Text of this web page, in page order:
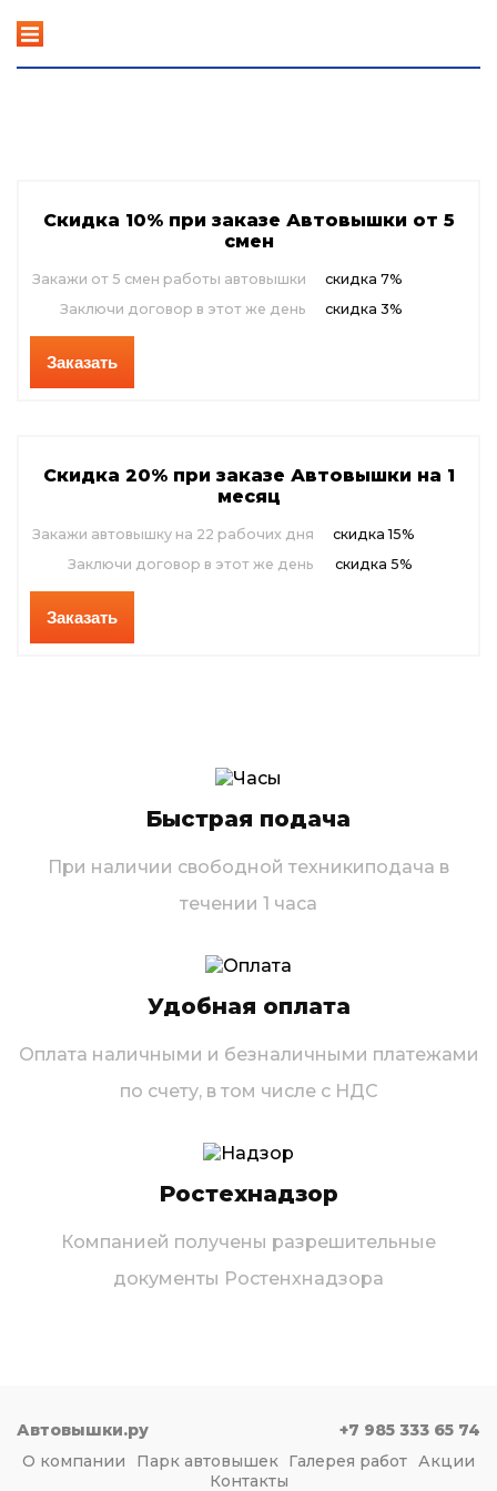
Скидка 10% при заказе Автовышки от 5
смен
Закажи от 5 смен работы автовышки
скидка 7%
Заключи договор в этот же день
скидка 3%
Заказать
Скидка 20% при заказе Автовышки на 1
месяц
Закажи автовышку на 22 рабочих дня
скидка 15%
Заключи договор в этот же день
скидка 5%
Заказать
Быстрая подача
При наличии свободной техникиподача в
течении 1 часа
Удобная оплата
Оплата наличными и безналичными платежами
по счету, в том числе с НДС
Ростехнадзор
Компанией получены разрешительные
документы Ростенхнадзора
Автовышки.ру
+7 985 333 65 74
О компании
Парк автовышек Галерея работ Акции
Контакты